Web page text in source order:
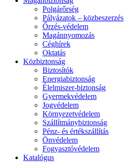
Polgárőrség
Pályázatok – közbeszerzés
Őrzés-védelem
Magánnyomozás
Céghírek
Oktatás
Közbiztonság
Biztosítók
Energiabiztonság
Élelmiszer-biztonság
Gyermekvédelem
Jogvédelem
Környezetvédelem
Szállítmánybiztonság
Pénz- és értékszállítás
Önvédelem
Fogyasztóvédelem
Katalógus